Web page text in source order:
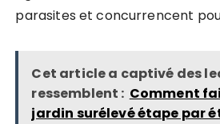
parasites et concurrencent
Cet article a captivé des
ressemblent : Comment
jardin surélevé étape par